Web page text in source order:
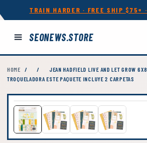
TRAIN HARDER · FREE SHIP $75+
SEONEWS.STORE
HOME / /
JEAN HADFIELD LIVE AND LET GROW
TROQUELADORA ESTE PAQUETE INCLUYE 2 CARPETAS